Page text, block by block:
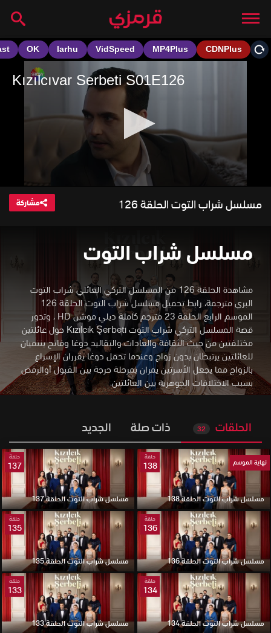
مسلسل شراب التوت الحلقة 126 مشاركة
مسلسل شراب التوت
مشاهدة الحلقة 126 من المسلسل التركي العائلي شراب التوت
البري مترجمة، رابط تحميل مسلسل شراب التوت الحلقة 126
الموسم الرابع الحلقة 23 مترجم كاملة ديلي موشن HD ،وتدور
قصة المسلسل التركي شراب التوت Kızılcık Şerbeti حول عائلتين
مختلفتين من حيث الثقافة والعادات والتقاليد دوغا وفاتح ينتميان
للعائلتين يرتبطان بدون زواج وعندما تحمل دوغا يقرران الإسراع
بالزواج مما يجعل الأسرتين يمران بمرحلة حرجة بين القبول أوالرفض
بسبب الاختلافات الجوهرية بين العائلتين.
الحلقات 32 ذات صلة الجديد
نهاية الموسم
حلقة
138
مسلسل شراب التوت الحلقة 138
حلقة
137
مسلسل شراب التوت الحلقة 137
حلقة
136
مسلسل شراب التوت الحلقة 136
حلقة
135
مسلسل شراب التوت الحلقة 135
حلقة
134
مسلسل شراب التوت الحلقة 134
حلقة
133
مسلسل شراب التوت الحلقة 133